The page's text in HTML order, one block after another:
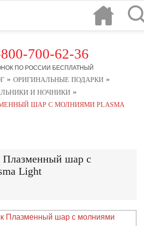
700-62-36
ПО РОССИИ БЕСПЛАТНЫЙ
» ОРИГИНАЛЬНЫЕ ПОДАРКИ »
И НОЧНИКИ »
ШАР С МОЛНИЯМИ PLASMA
Плазменный шар с
Light